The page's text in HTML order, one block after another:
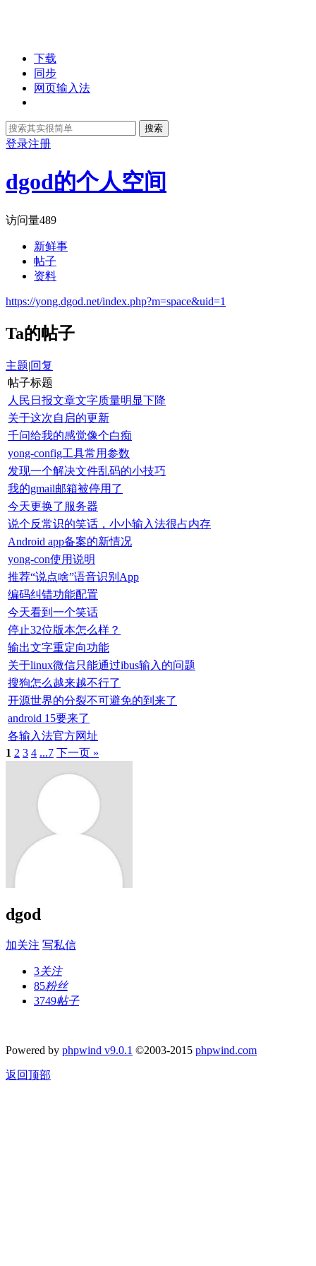
下载
同步
网页输入法
搜索
登录注册
dgod的个人空间
访问量489
新鲜事
帖子
资料
https://yong.dgod.net/index.php?m=space&uid=1
Ta的帖子
主题|回复
帖子标题
人民日报文章文字质量明显下降
关于这次自启的更新
千问给我的感觉像个白痴
yong-config工具常用参数
发现一个解决文件乱码的小技巧
我的gmail邮箱被停用了
今天更换了服务器
说个反常识的笑话，小小输入法很占内存
Android app备案的新情况
yong-con使用说明
推荐“说点啥”语音识别App
编码纠错功能配置
今天看到一个笑话
停止32位版本怎么样？
输出文字重定向功能
关于linux微信只能通过ibus输入的问题
搜狗怎么越来越不行了
开源世界的分裂不可避免的到来了
android 15要来了
各输入法官方网址
1 2 3 4 ...7 下一页 »
dgod
加关注 写私信
3关注
85粉丝
3749帖子
Powered by phpwind v9.0.1 ©2003-2015 phpwind.com
返回顶部